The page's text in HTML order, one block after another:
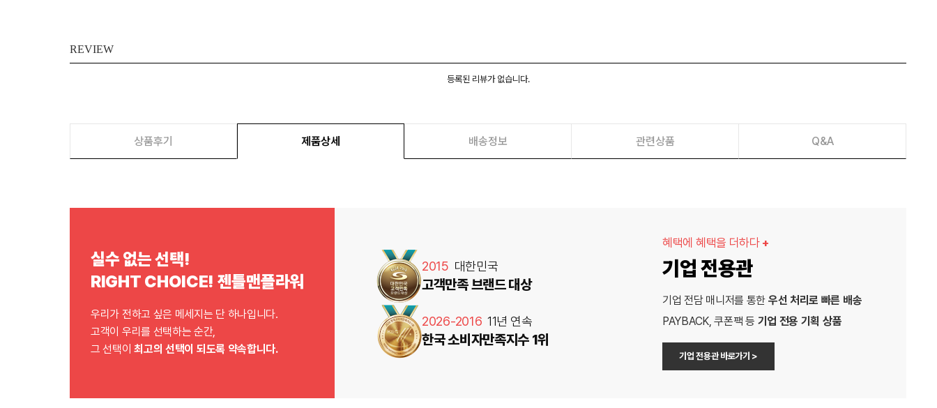
REVIEW
등록된 리뷰가 없습니다.
상품후기 제품상세 배송정보 관련상품 Q&A
실수 없는 선택!
RIGHT CHOICE! 젠틀맨플라워
우리가 전하고 싶은 메세지는 단 하나입니다.
고객이 우리를 선택하는 순간,
그 선택이최고의 선택이 되도록 약속합니다.
2015 대한민국
고객만족 브랜드 대상
2026-2016 11년 연속
한국 소비자만족지수 1위
혜택에 혜택을 더하다 +
기업 전용관
기업 전담 매니저를 통한 우선 처리로 빠른 배송
PAYBACK, 쿠폰팩 등 기업 전용 기획 상품
기업 전용관 바로가기 >